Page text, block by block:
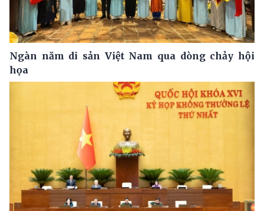
Ngàn năm di sản Việt Nam qua dòng chảy hội
họa